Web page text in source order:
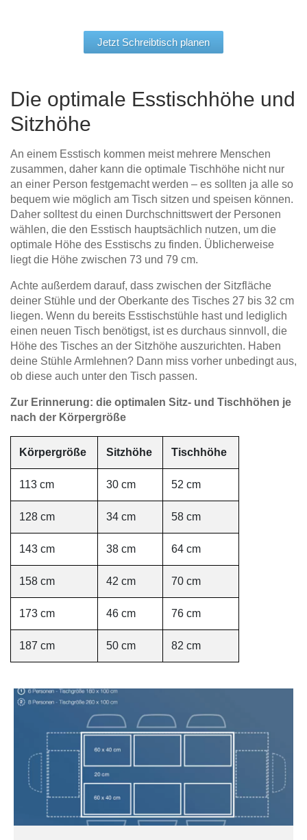
Jetzt Schreibtisch planen
Die optimale Esstischhöhe und
Sitzhöhe
An einem Esstisch kommen meist mehrere Menschen
zusammen, daher kann die optimale Tischhöhe nicht nur
an einer Person festgemacht werden – es sollten ja alle so
bequem wie möglich am Tisch sitzen und speisen können.
Daher solltest du einen Durchschnittswert der Personen
wählen, die den Esstisch hauptsächlich nutzen, um die
optimale Höhe des Esstischs zu finden. Üblicherweise
liegt die Höhe zwischen 73 und 79 cm.
Achte außerdem darauf, dass zwischen der Sitzfläche
deiner Stühle und der Oberkante des Tisches 27 bis 32 cm
liegen. Wenn du bereits Esstischstühle hast und lediglich
einen neuen Tisch benötigst, ist es durchaus sinnvoll, die
Höhe des Tisches an der Sitzhöhe auszurichten. Haben
deine Stühle Armlehnen? Dann miss vorher unbedingt aus,
ob diese auch unter den Tisch passen.
Zur Erinnerung: die optimalen Sitz- und Tischhöhen je
nach der Körpergröße
Körpergröße Sitzhöhe Tischhöhe
113 cm 30 cm 52 cm
128 cm 34 cm 58 cm
143 cm 38 cm 64 cm
158 cm 42 cm 70 cm
173 cm 46 cm 76 cm
187 cm 50 cm 82 cm